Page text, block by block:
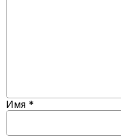
Имя *